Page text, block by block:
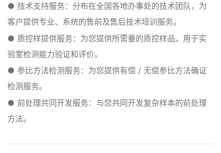
● 技术支持服务：分布在全国各地办事处的技术团队，为
客户提供专业、系统的售前及售后技术培训服务。
● 质控样提供服务：为您提供所需要的质控样品，用于实
验室检测能力验证和评价。
● 参比方法检测服务：为您提供有偿 / 无偿参比方法确证
检测服务。
● 前处理共同开发服务：与您共同开发复杂样本的前处理
方法。